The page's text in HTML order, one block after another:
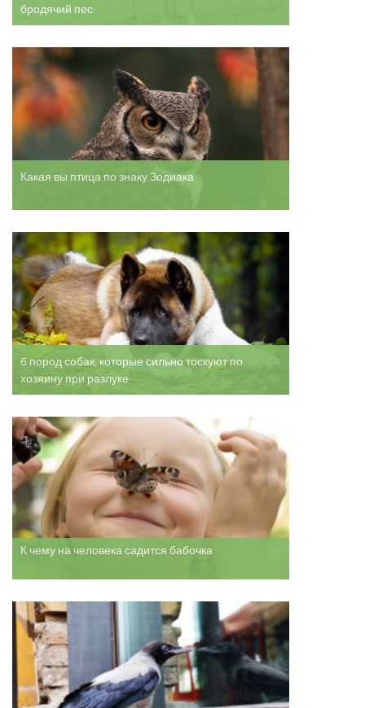
Курятники и клетки
Полезное о курах
Другие птицы
Гуси
Индюки
бродячий пес
Какая вы птица по знаку Зодиака
6 пород собак, которые сильно тоскуют по
хозяину при разлуке
К чему на человека садится бабочка